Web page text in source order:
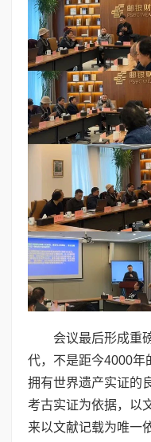
会议最后形成重
代，不是距今4000年
拥有世界遗产实证的
考古实证为依据，以
来以文献记载为唯一